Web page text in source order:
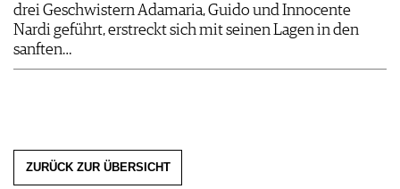
drei Geschwistern Adamaria, Guido und Innocente
Nardi geführt, erstreckt sich mit seinen Lagen in den
sanften…
ZURÜCK ZUR ÜBERSICHT